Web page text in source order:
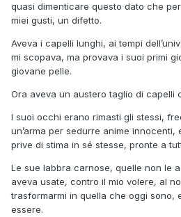
quasi dimenticare questo dato che
miei gusti, un difetto.
Aveva i capelli lunghi, ai tempi
mi scopava, ma provava i suoi primi
giovane pelle.
Ora aveva un austero taglio di capelli
I suoi occhi erano rimasti gli stessi,
un’arma per sedurre anime
prive di stima in sé stesse, pronte a
Le sue labbra carnose, quelle non le
aveva usate, contro il mio volere, al
trasformarmi in quella che oggi sono,
essere.